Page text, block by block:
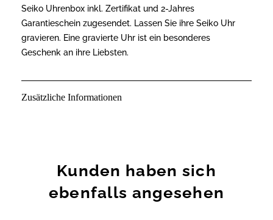
Seiko Uhrenbox inkl. Zertifikat und 2-Jahres
Garantieschein zugesendet. Lassen Sie ihre Seiko Uhr
gravieren. Eine gravierte Uhr ist ein besonderes
Geschenk an ihre Liebsten.
Zusätzliche Informationen
Kunden haben sich
ebenfalls angesehen